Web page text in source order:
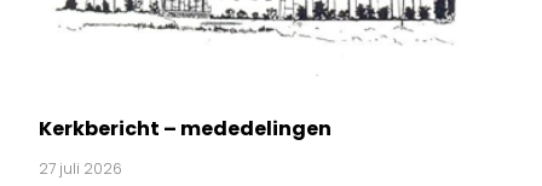
Kerkbericht – mededelingen
27 juli 2026